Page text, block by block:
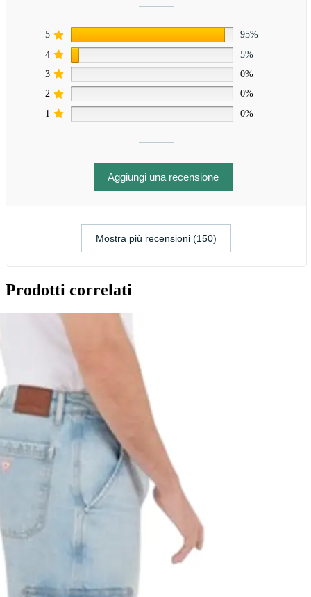
5
95%
4
5%
3
0%
2
0%
1
0%
Aggiungi una recensione
Mostra più recensioni (150)
Prodotti correlati